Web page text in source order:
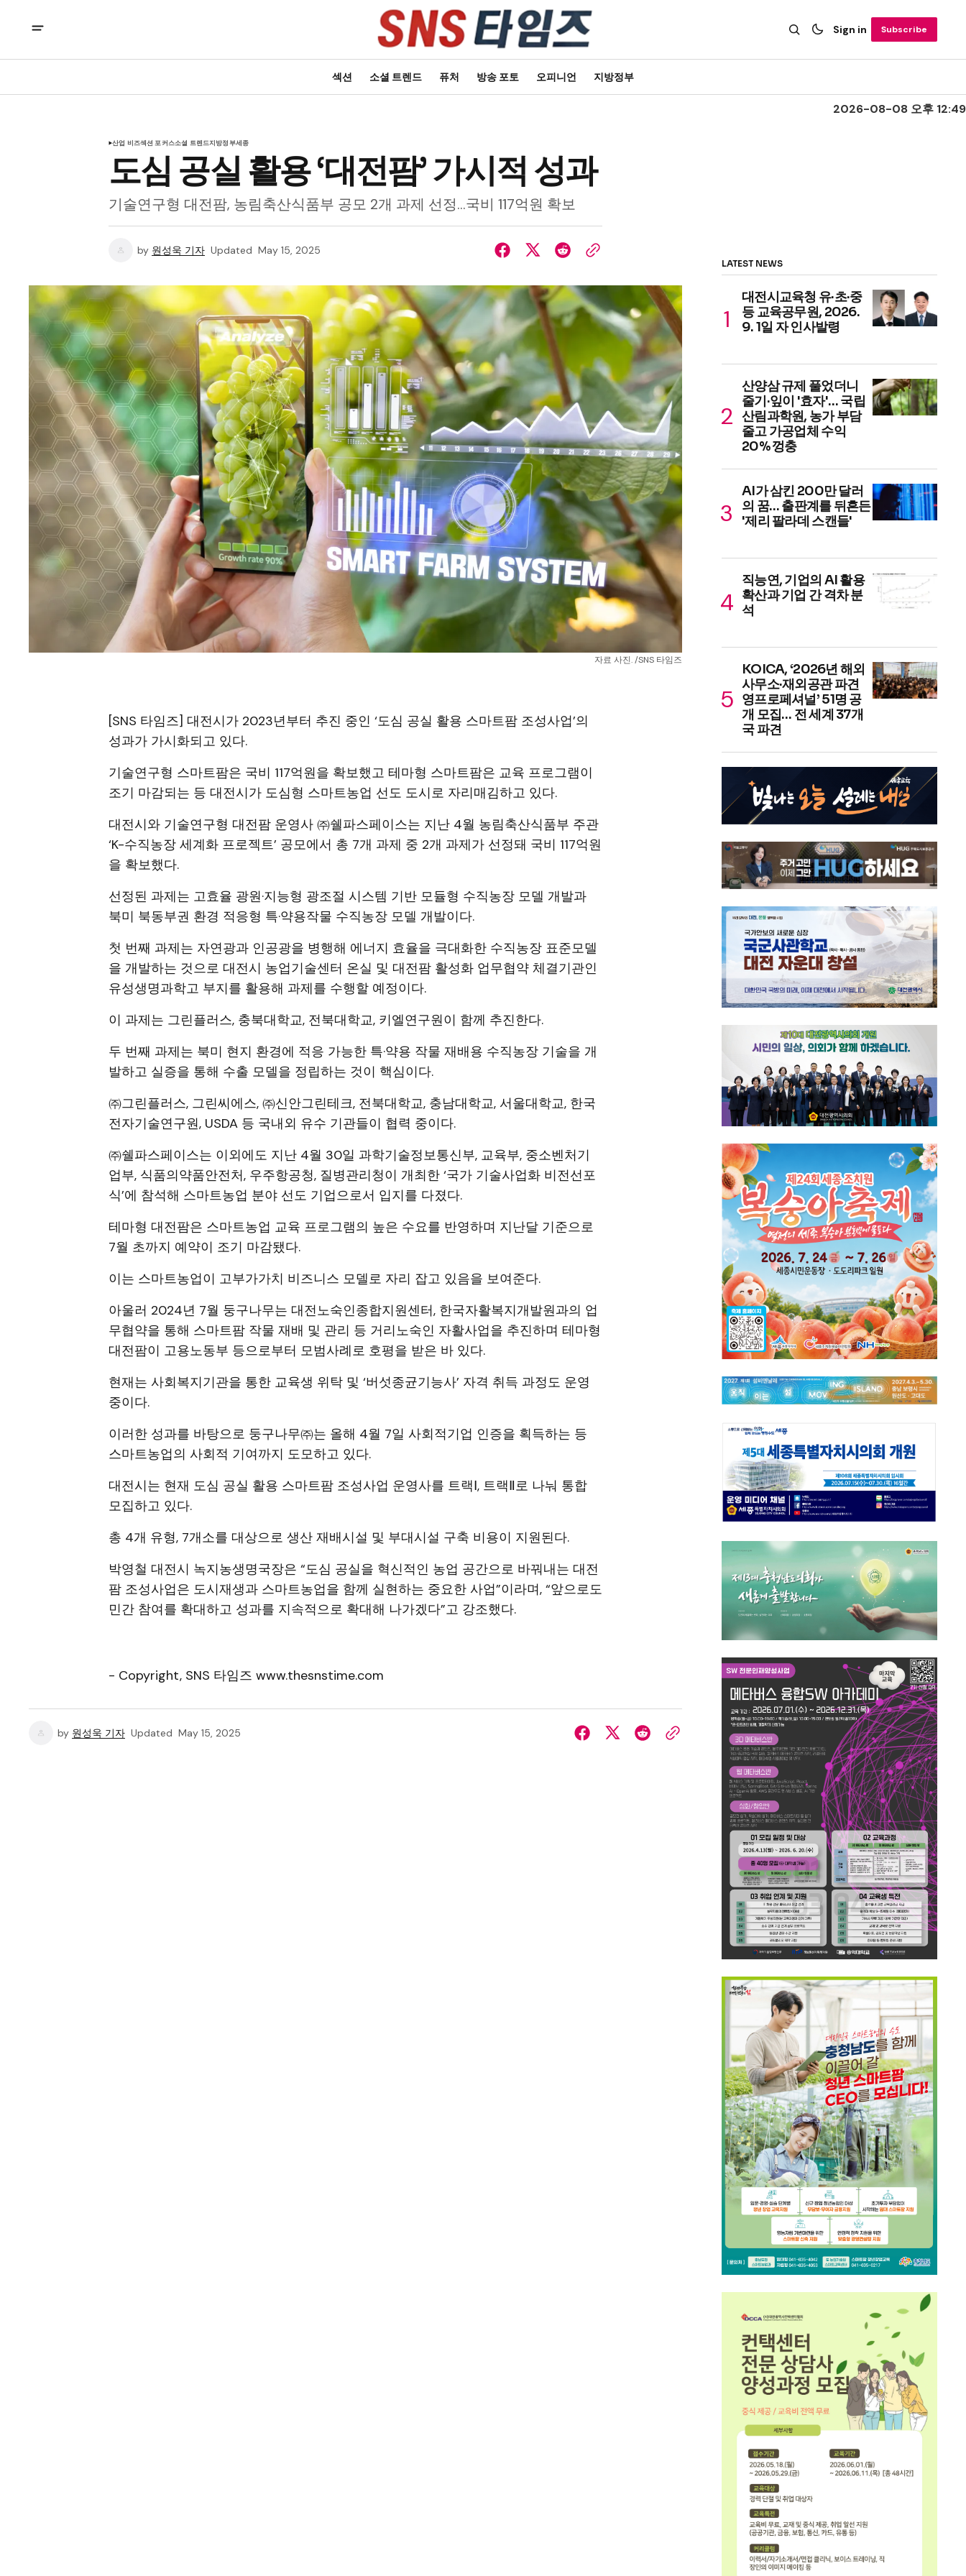
Sign in Subscribe
섹션 소셜 트렌드 퓨처 방송 포토 오피니언 지방정부
2026-08-08 오후 12:49
산업 비즈섹션 포커스소셜 트렌드지방정부세종
도심 공실 활용 ‘대전팜’ 가시적 성과
기술연구형 대전팜, 농림축산식품부 공모 2개 과제 선정…국비 117억원 확보
by 원성욱 기자 Updated May 15, 2025
자료 사진. /SNS 타임즈
[SNS 타임즈] 대전시가 2023년부터 추진 중인 ‘도심 공실 활용 스마트팜 조성사업’의
성과가 가시화되고 있다.
기술연구형 스마트팜은 국비 117억원을 확보했고 테마형 스마트팜은 교육 프로그램이
조기 마감되는 등 대전시가 도심형 스마트농업 선도 도시로 자리매김하고 있다.
대전시와 기술연구형 대전팜 운영사 ㈜쉘파스페이스는 지난 4월 농림축산식품부 주관
‘K-수직농장 세계화 프로젝트’ 공모에서 총 7개 과제 중 2개 과제가 선정돼 국비 117억원
을 확보했다.
선정된 과제는 고효율 광원·지능형 광조절 시스템 기반 모듈형 수직농장 모델 개발과
북미 북동부권 환경 적응형 특·약용작물 수직농장 모델 개발이다.
첫 번째 과제는 자연광과 인공광을 병행해 에너지 효율을 극대화한 수직농장 표준모델
을 개발하는 것으로 대전시 농업기술센터 온실 및 대전팜 활성화 업무협약 체결기관인
유성생명과학고 부지를 활용해 과제를 수행할 예정이다.
이 과제는 그린플러스, 충북대학교, 전북대학교, 키엘연구원이 함께 추진한다.
두 번째 과제는 북미 현지 환경에 적응 가능한 특·약용 작물 재배용 수직농장 기술을 개
발하고 실증을 통해 수출 모델을 정립하는 것이 핵심이다.
㈜그린플러스, 그린씨에스, ㈜신안그린테크, 전북대학교, 충남대학교, 서울대학교, 한국
전자기술연구원, USDA 등 국내외 유수 기관들이 협력 중이다.
㈜쉘파스페이스는 이외에도 지난 4월 30일 과학기술정보통신부, 교육부, 중소벤처기
업부, 식품의약품안전처, 우주항공청, 질병관리청이 개최한 ‘국가 기술사업화 비전선포
식’에 참석해 스마트농업 분야 선도 기업으로서 입지를 다졌다.
테마형 대전팜은 스마트농업 교육 프로그램의 높은 수요를 반영하며 지난달 기준으로
7월 초까지 예약이 조기 마감됐다.
이는 스마트농업이 고부가가치 비즈니스 모델로 자리 잡고 있음을 보여준다.
아울러 2024년 7월 둥구나무는 대전노숙인종합지원센터, 한국자활복지개발원과의 업
무협약을 통해 스마트팜 작물 재배 및 관리 등 거리노숙인 자활사업을 추진하며 테마형
대전팜이 고용노동부 등으로부터 모범사례로 호평을 받은 바 있다.
현재는 사회복지기관을 통한 교육생 위탁 및 ‘버섯종균기능사’ 자격 취득 과정도 운영
중이다.
이러한 성과를 바탕으로 둥구나무㈜는 올해 4월 7일 사회적기업 인증을 획득하는 등
스마트농업의 사회적 기여까지 도모하고 있다.
대전시는 현재 도심 공실 활용 스마트팜 조성사업 운영사를 트랙Ⅰ, 트랙Ⅱ로 나눠 통합
모집하고 있다.
총 4개 유형, 7개소를 대상으로 생산 재배시설 및 부대시설 구축 비용이 지원된다.
박영철 대전시 녹지농생명국장은 “도심 공실을 혁신적인 농업 공간으로 바꿔내는 대전
팜 조성사업은 도시재생과 스마트농업을 함께 실현하는 중요한 사업”이라며, “앞으로도
민간 참여를 확대하고 성과를 지속적으로 확대해 나가겠다”고 강조했다.
- Copyright, SNS 타임즈 www.thesnstime.com
by 원성욱 기자 Updated May 15, 2025
LATEST NEWS
대전시교육청 유·초·중
등 교육공무원, 2026.
9. 1일 자 인사발령
산양삼 규제 풀었더니
줄기·잎이 '효자'… 국립
산림과학원, 농가 부담
줄고 가공업체 수익
20% 껑충
AI가 삼킨 200만 달러
의 꿈… 출판계를 뒤흔든
'제리 팔라데 스캔들'
직능연, 기업의 AI 활용
확산과 기업 간 격차 분
석
KOICA, ‘2026년 해외
사무소·재외공관 파견
영프로페셔널’ 51명 공
개 모집… 전 세계 37개
국 파견